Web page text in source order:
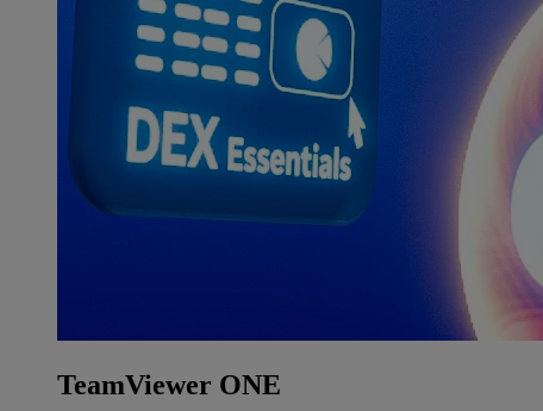
TeamViewer ONE